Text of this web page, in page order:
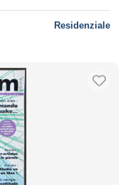
Residenziale